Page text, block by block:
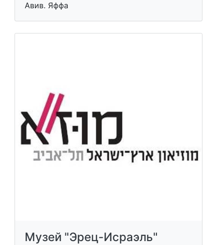
Авив. Яффа
Музей "Эрец-Исраэль"